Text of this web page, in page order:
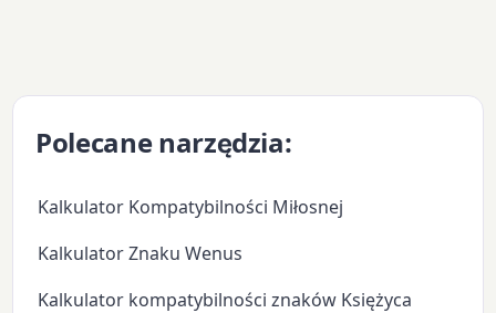
Polecane narzędzia:
Kalkulator Kompatybilności Miłosnej
Kalkulator Znaku Wenus
Kalkulator kompatybilności znaków Księżyca